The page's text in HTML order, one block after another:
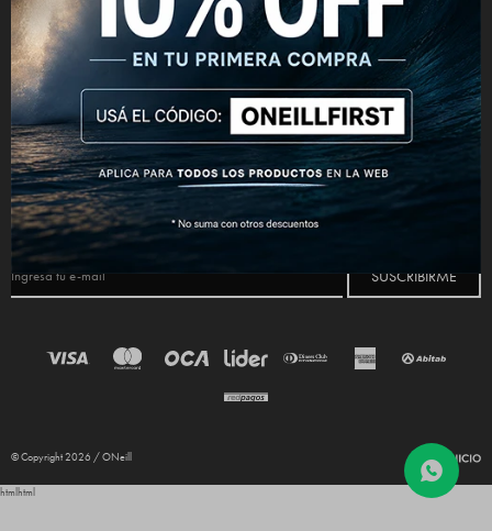
CONECTATE
 
NEWSLETTER
¡Suscribite y recibí todas nuestras novedades!
SUSCRIBIRME
© Copyright 2026 / ONeill
htmlhtml